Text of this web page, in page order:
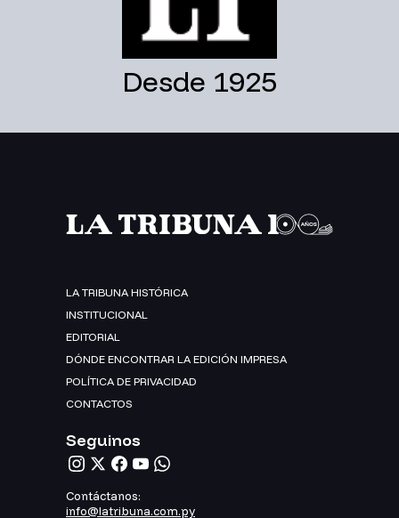
Desde 1925
LA TRIBUNA HISTÓRICA
INSTITUCIONAL
EDITORIAL
DÓNDE ENCONTRAR LA EDICIÓN IMPRESA
POLÍTICA DE PRIVACIDAD
CONTACTOS
Seguinos
Contáctanos:
info@latribuna.com.py